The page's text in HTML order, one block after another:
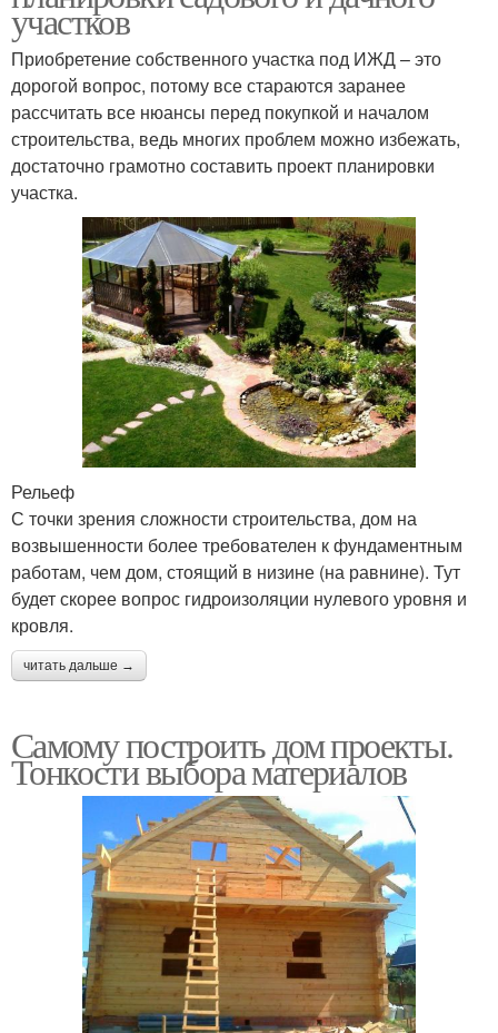
участков
Приобретение собственного участка под ИЖД – это
дорогой вопрос, потому все стараются заранее
рассчитать все нюансы перед покупкой и началом
строительства, ведь многих проблем можно избежать,
достаточно грамотно составить проект планировки
участка.
Рельеф
С точки зрения сложности строительства, дом на
возвышенности более требователен к фундаментным
работам, чем дом, стоящий в низине (на равнине). Тут
будет скорее вопрос гидроизоляции нулевого уровня и
кровля.
читать дальше →
Самому построить дом проекты.
Тонкости выбора материалов